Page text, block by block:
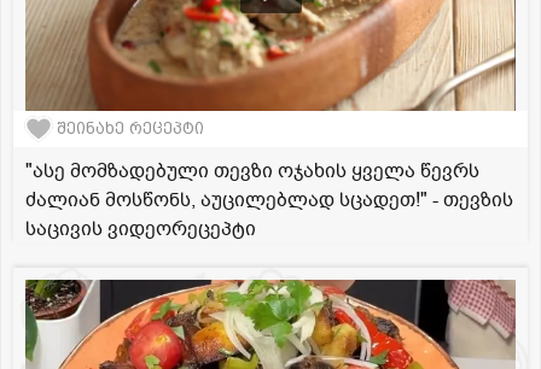
შეინახე რეცეპტი
"ასე მომზადებული თევზი ოჯახის ყველა წევრს
ძალიან მოსწონს, აუცილებლად სცადეთ!" - თევზის
საცივის ვიდეორეცეპტი